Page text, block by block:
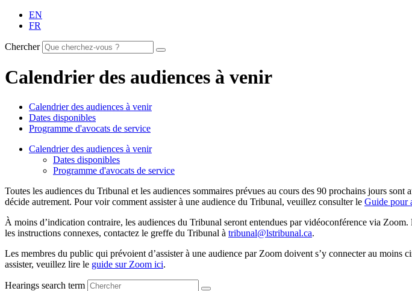
EN
FR
Chercher
Calendrier des audiences à venir
Calendrier des audiences à venir
Dates disponibles
Programme d'avocats de service
Calendrier des audiences à venir
Dates disponibles
Programme d'avocats de service
Toutes les audiences du Tribunal et les audiences sommaires prévues au cours des 90 prochains jours
décide autrement. Pour voir comment assister à une audience du Tribunal, veuillez consulter le Guide pour
À moins d’indication contraire, les audiences du Tribunal seront entendues par vidéoconférence via
les instructions connexes, contactez le greffe du Tribunal à tribunal@lstribunal.ca.
Les membres du public qui prévoient d’assister à une audience par Zoom doivent s’y connecter au
assister, veuillez lire le guide sur Zoom ici.
Hearings search term